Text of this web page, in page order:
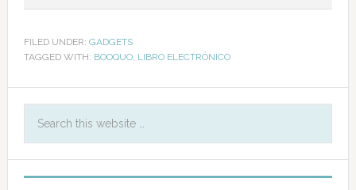
FILED UNDER: GADGETS
TAGGED WITH: BOOQUO, LIBRO ELECTRÓNICO